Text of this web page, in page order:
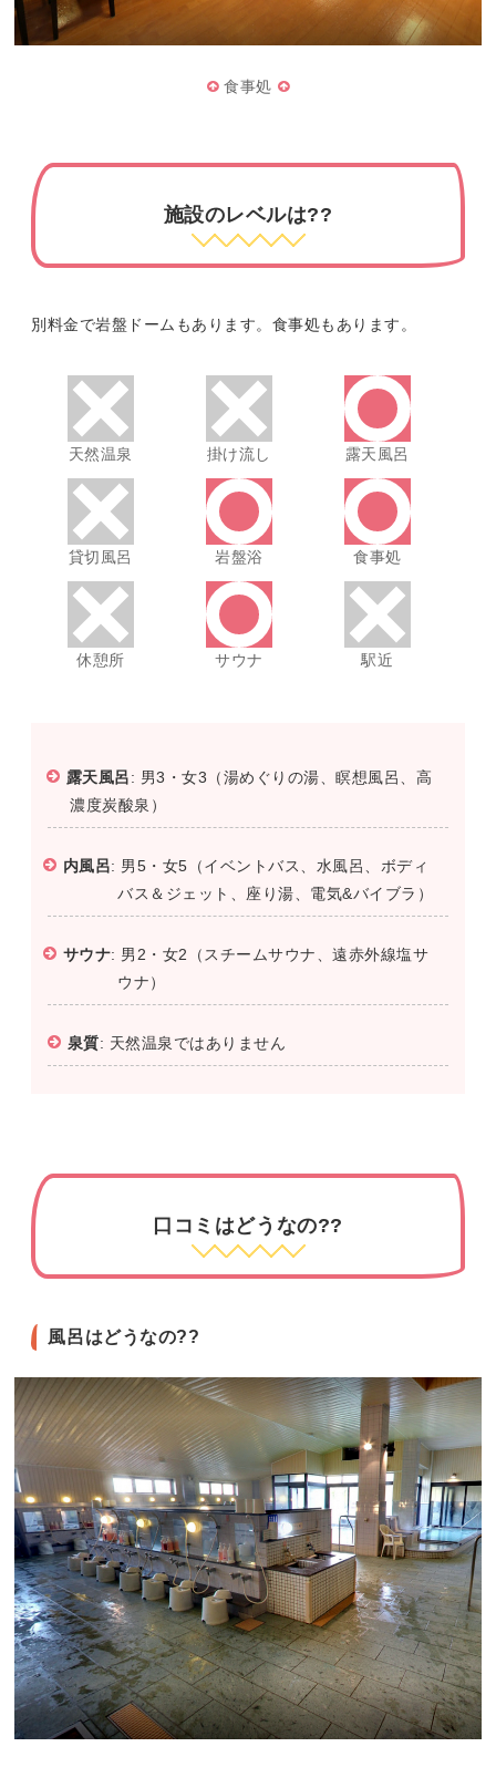
食事処
施設のレベルは??
別料金で岩盤ドームもあります。食事処もあります。
天然温泉 掛け流し 露天風呂
貸切風呂 岩盤浴 食事処
休憩所 サウナ 駅近
露天風呂: 男3・女3（湯めぐりの湯、瞑想風呂、高
濃度炭酸泉）
内風呂: 男5・女5（イベントバス、水風呂、ボディ
バス＆ジェット、座り湯、電気&バイブラ）
サウナ: 男2・女2（スチームサウナ、遠赤外線塩サ
ウナ）
泉質: 天然温泉ではありません
口コミはどうなの??
風呂はどうなの??